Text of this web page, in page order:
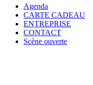
Agenda
CARTE CADEAU
ENTREPRISE
CONTACT
Scène ouverte